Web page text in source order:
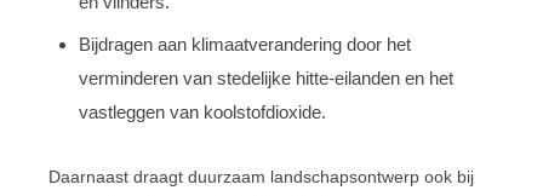
Bijdragen aan klimaatverandering door het
verminderen van stedelijke hitte-eilanden en het
vastleggen van koolstofdioxide.
Daarnaast draagt duurzaam landschapsontwerp ook bij